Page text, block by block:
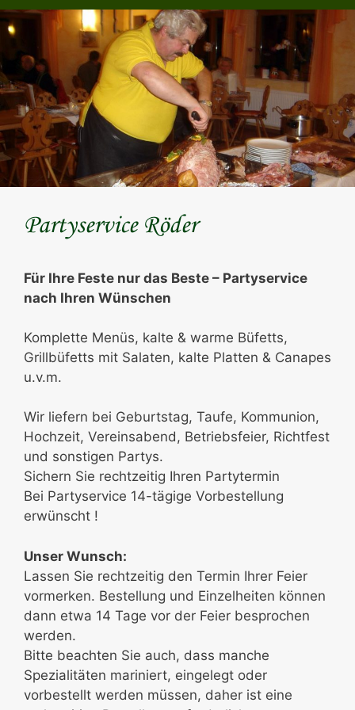
Partyservice Röder
Für Ihre Feste nur das Beste – Partyservice
nach Ihren Wünschen
Komplette Menüs, kalte & warme Büfetts,
Grillbüfetts mit Salaten, kalte Platten & Canapes
u.v.m.
Wir liefern bei Geburtstag, Taufe, Kommunion,
Hochzeit, Vereinsabend, Betriebsfeier, Richtfest
und sonstigen Partys.
Sichern Sie rechtzeitig Ihren Partytermin
Bei Partyservice 14-tägige Vorbestellung
erwünscht !
Unser Wunsch:
Lassen Sie rechtzeitig den Termin Ihrer Feier
vormerken. Bestellung und Einzelheiten können
dann etwa 14 Tage vor der Feier besprochen
werden.
Bitte beachten Sie auch, dass manche
Spezialitäten mariniert, eingelegt oder
vorbestellt werden müssen, daher ist eine